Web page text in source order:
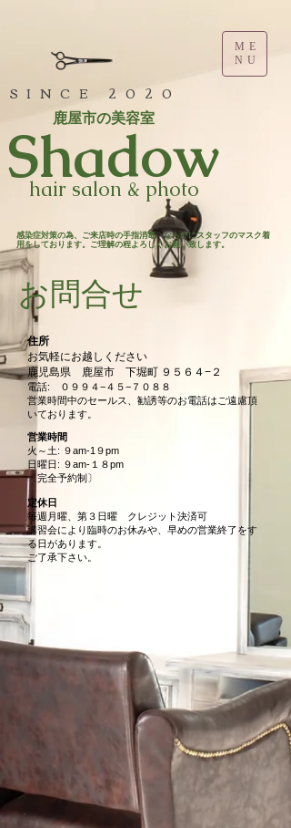
SINCE 2020
​Shadow
hair salon & photo
ME
NU
鹿屋市の美容室
​感染症対策の為、ご来店時の手指消毒 ならびにスタッフのマスク着
用をしております。ご理解の程よろしくお願い致します。​
お問合せ
住所
お気軽にお越しください
鹿児島県 鹿屋市 下堀町 ９５６４−２
電話: ０９９４−４５−７０８８
​営業時間中のセールス、勧誘等のお電話はご遠慮頂
いております。
営業時間
火～土: ９am-1９pm
日曜日: ９am-１８pm
〔完全予約制〕
定休日
毎週月曜、第３日曜 クレジット決済可
講習会により臨時のお休みや、早めの営業終了をす
る日があります。
​ご了承下さい。